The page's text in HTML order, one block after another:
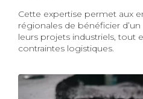
Cette expertise permet aux
régionales de bénéficier
leurs projets industriels, tout
contraintes logistiques.